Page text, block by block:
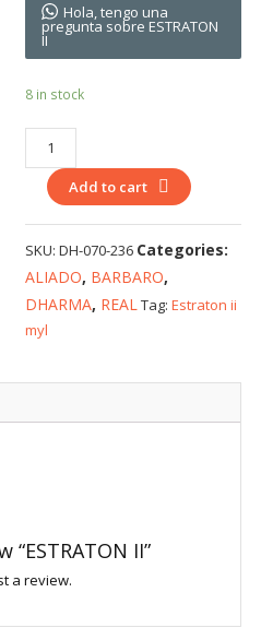
Hola, tengo una
pregunta sobre ESTRATON
II
8 in stock
ESTRATON
II
quantityAdd to cart
SKU:DH-070-236 Categories:
ALIADO, BARBARO,
DHARMA, REALTag:Estraton ii
myl
II”
a review.